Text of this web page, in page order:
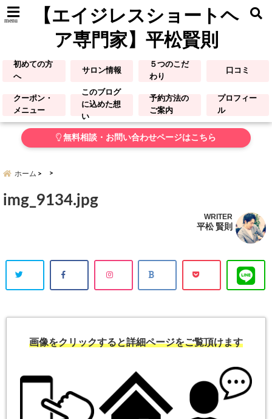
menu
【エイジレスショートヘ
ア専門家】平松賢則
初めての方
へ
サロン情報
５つのこだ
わり
口コミ
クーポン・
メニュー
このブログ
に込めた想
い
予約方法の
ご案内
プロフィー
ル
無料相談・お問い合わせページはこちら
ホーム
img_9134.jpg
WRITER
平松 賢則
画像をクリックすると詳細ページをご覧頂けます